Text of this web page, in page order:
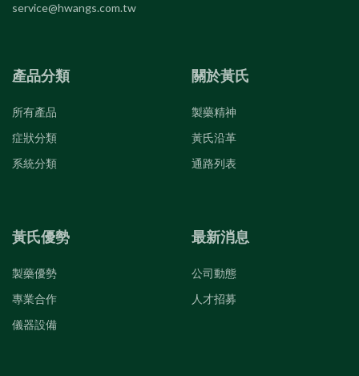
service@hwangs.com.tw
產品分類
所有產品
症狀分類
系統分類
關於黃氏
製藥精神
黃氏沿革
通路列表
黃氏優勢
製藥優勢
專業合作
儀器設備
最新消息
公司動態
人才招募